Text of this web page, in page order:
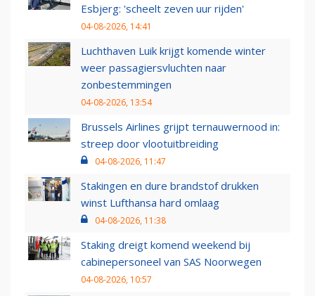
Esbjerg: 'scheelt zeven uur rijden'
04-08-2026, 14:41
Luchthaven Luik krijgt komende winter
weer passagiersvluchten naar
zonbestemmingen
04-08-2026, 13:54
Brussels Airlines grijpt ternauwernood in:
streep door vlootuitbreiding
04-08-2026, 11:47
Stakingen en dure brandstof drukken
winst Lufthansa hard omlaag
04-08-2026, 11:38
Staking dreigt komend weekend bij
cabinepersoneel van SAS Noorwegen
04-08-2026, 10:57